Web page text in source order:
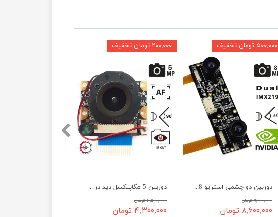
دوربین 5 مگاپیکسل دید در روز و شب اتوماتیک IR-cut رزبری پای
۴,۵۰۰,۰۰۰ تومان
۴,۳۰۰,۰۰۰ تومان
۲۰۰,۰۰۰ تومان تخفیف
دوربین دو چشمی استریو 8 مگاپیکسل IMX219
۹,۱۰۰,۰۰۰ تومان
۸,۶۰۰,۰۰۰ تومان
۵۰۰,۰۰۰ تومان تخفیف